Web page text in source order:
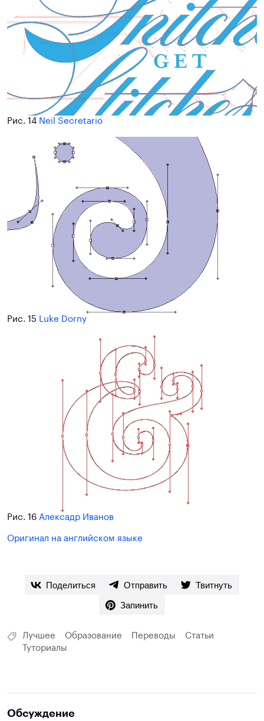
Рис. 14 Neil Secretario
Рис. 15 Luke Dorny
Рис. 16 Алексадр Иванов
Оригинал на английском языке
Поделиться Отправить
Твитнуть
Запинить
Лучшее Образование Переводы
Статьи
Туториалы
Обсуждение